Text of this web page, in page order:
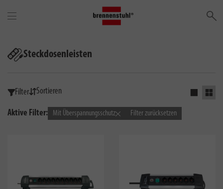
Steckdosenleisten
Filter Sortieren Einfaches
Grid
Aktive Filter:
Mit Überspannungsschutz Filter zurücksetzen